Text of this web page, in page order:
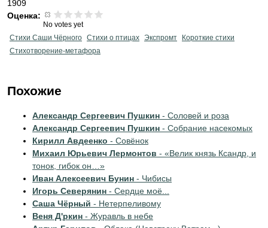
1909
Оценка:
No votes yet
Стихи Саши Чёрного Стихи о птицах Экспромт
Короткие стихи
Стихотворение-метафора
Похожие
Александр Сергеевич Пушкин - Соловей и роза
Александр Сергеевич Пушкин - Собрание насекомых
Кирилл Авдеенко - Совёнок
Михаил Юрьевич Лермонтов - «Велик князь Ксандр, и
тонок, гибок он…»
Иван Алексеевич Бунин - Чибисы
Игорь Северянин - Сердце моё...
Саша Чёрный - Нетерпеливому
Веня Д'ркин - Журавль в небе